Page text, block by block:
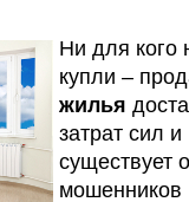
Ни для кого
купли –
жилья
затрат сил
существует
мошенников